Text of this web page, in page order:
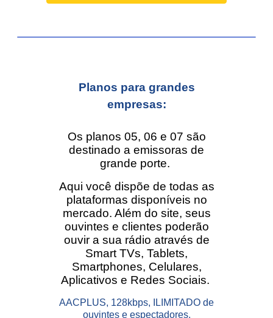
Planos para grandes
empresas:
Os planos 05, 06 e 07 são
destinado a emissoras de
grande porte.
Aqui você dispõe de todas as
plataformas disponíveis no
mercado. Além do site, seus
ouvintes e clientes poderão
ouvir a sua rádio através de
Smart TVs, Tablets,
Smartphones, Celulares,
Aplicativos e Redes Sociais.
AACPLUS, 128kbps, ILIMITADO de
ouvintes e espectadores.